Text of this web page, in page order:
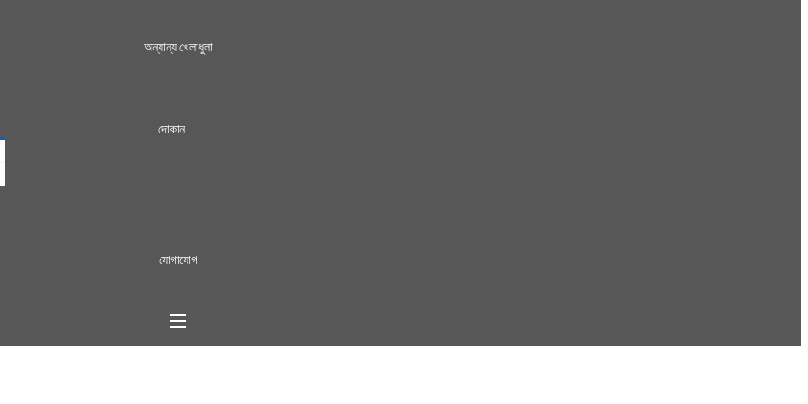
অন্যান্য খেলাধুলা
দোকান
যোগাযোগ